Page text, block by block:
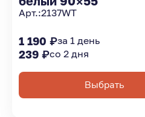
Арт.:2137WT
1 190 ₽за 1 день
239 ₽со 2 дня
Выбрать